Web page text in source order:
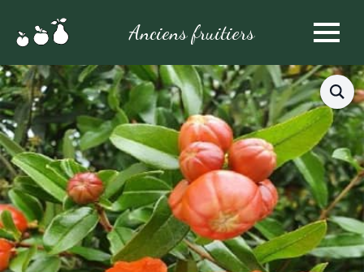
Anciens fruitiers